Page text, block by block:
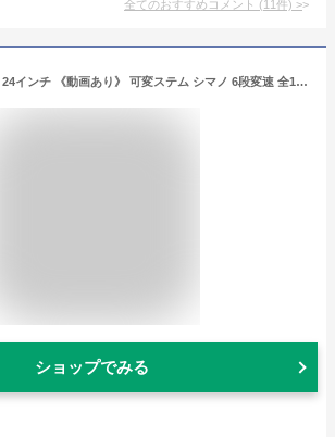
全てのおすすめコメント (11件) >
クロスバイク 24インチ 《動画あり》 可変ステム シマノ 6段変速 全12色 スタンド 子供用自転車 ジュニア キッズ 小学生 こども 子ども 子供自転車 通学 おしゃれ 初心者 人気 ☆ プレゼント ギフト 父の日 防災 梅雨 猛暑 節約
ショップでみる